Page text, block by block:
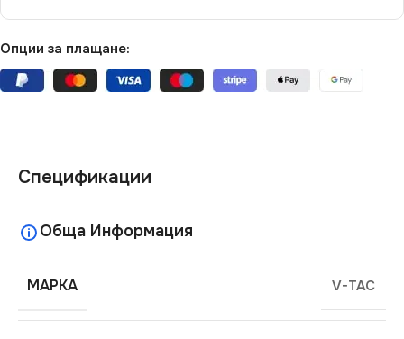
Опции за плащане:
Спецификации
Обща Информация
МАРКА V-TAC